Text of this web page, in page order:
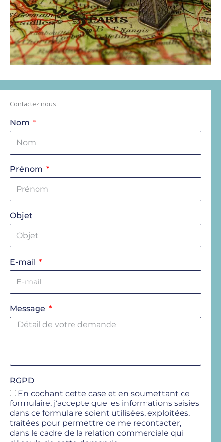
Contactez nous
Nom
Prénom
Objet
E-mail
Message
RGPD
En cochant cette case et en soumettant ce
formulaire, j'accepte que les informations saisies
dans ce formulaire soient utilisées, exploitées,
traitées pour permettre de me recontacter,
dans le cadre de la relation commerciale qui